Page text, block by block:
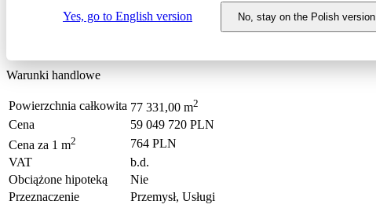
Yes, go to English version No, stay on the Polish version
Wrocław-Fabryczna, Muchobór Wielki
Warunki handlowe
Powierzchnia całkowita 77 331,00 m2
Cena
59 049 720 PLN
Cena za 1 m2
764 PLN
VAT
b.d.
Obciążone hipoteką
Nie
Przeznaczenie
Przemysł, Usługi